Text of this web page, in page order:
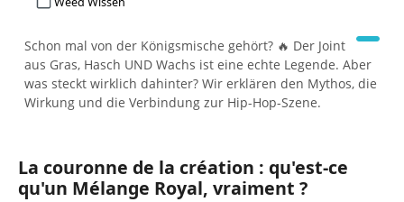
Schon mal von der Königsmische gehört? 🔥 Der Joint
aus Gras, Hasch UND Wachs ist eine echte Legende. Aber
was steckt wirklich dahinter? Wir erklären den Mythos, die
Wirkung und die Verbindung zur Hip-Hop-Szene.
La couronne de la création : qu'est-ce
qu'un Mélange Royal, vraiment ?